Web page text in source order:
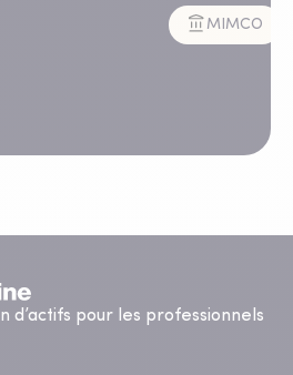
MIMCO
d’actifs pour les professionnels